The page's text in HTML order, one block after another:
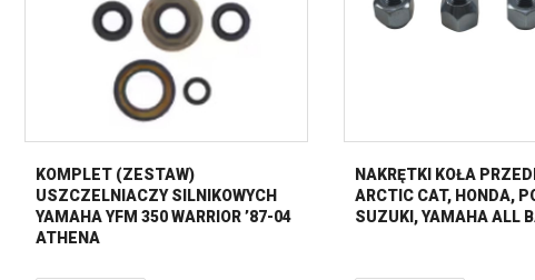
KOMPLET (ZESTAW)
USZCZELNIACZY SILNIKOWYCH
YAMAHA YFM 350 WARRIOR ’87-04
ATHENA
NAKRĘTKI KOŁA
ARCTIC CAT, HONDA,
SUZUKI, YAMAHA ALL